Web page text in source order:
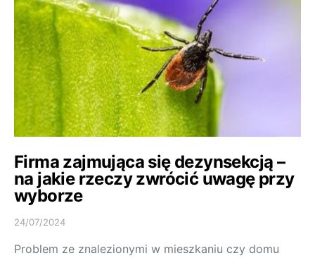
Firma zajmująca się dezynsekcją –
na jakie rzeczy zwrócić uwagę przy
wyborze
24/07/2024
Problem ze znalezionymi w mieszkaniu czy domu